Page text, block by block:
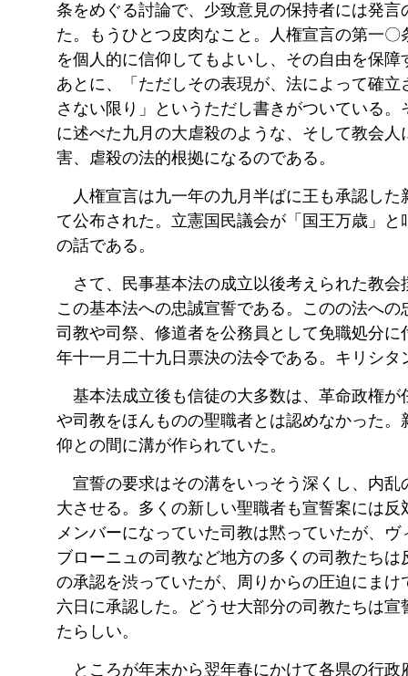
条をめぐる討論で、少致意見の保持者には発言
た。もうひとつ皮肉なこと。人権宣言の第一〇
を個人的に信仰してもよいし、その自由を保障
あとに、「ただしその表現が、法によって確立
さない限り」というただし書きがついている。
に述べた九月の大虐殺のような、そして教会人
害、虐殺の法的根拠になるのである。
人権宣言は九一年の九月半ばに王も承認した
て公布された。立憲国民議会が「国王万歳」と
の話である。
さて、民事基本法の成立以後考えられた教会
この基本法への忠誠宣誓である。このの法への
司教や司祭、修道者を公務員として免職処分に
年十一月二十九日票決の法令である。キリシタ
基本法成立後も信徒の大多数は、革命政権が
や司教をほんものの聖職者とは認めなかった。
仰との間に溝が作られていた。
宣誓の要求はその溝をいっそう深くし、内乱
大させる。多くの新しい聖職者も宣誓案には反
メンバーになっていた司教は黙っていたが、ヴ
ブローニュの司教など地方の多くの司教たちは
の承認を渋っていたが、周りからの圧迫にまけ
六日に承認した。どうせ大部分の司教たちは宣
たらしい。
ところが年末から翌年春にかけて各県の行政